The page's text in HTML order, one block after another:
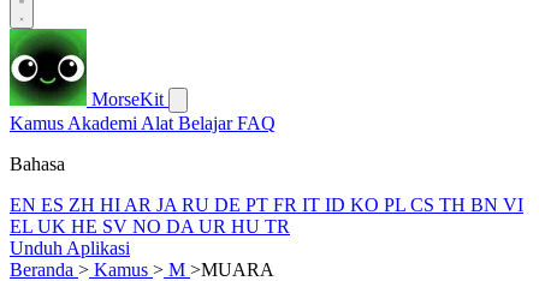
MorseKit
Kamus Akademi Alat BelajarFAQ
Bahasa
EN ES ZH HI AR JA RU DE PT FR IT ID KO PL CS TH BN VI
EL UK HE SV NO DA UR HU TR
Unduh Aplikasi
Beranda > Kamus > M >MUARA